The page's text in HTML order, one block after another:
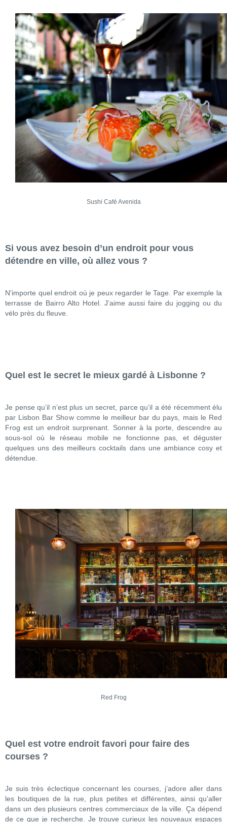
Sushi Café Avenida
Si vous avez besoin d’un endroit pour vous
détendre en ville, où allez vous ?
N'importe quel endroit où je peux regarder le Tage. Par exemple la
terrasse de Bairro Alto Hotel. J’aime aussi faire du jogging ou du
vélo près du fleuve.
Quel est le secret le mieux gardé à Lisbonne ?
Je pense qu’il n’est plus un secret, parce qu’il a été récemment élu
par Lisbon Bar Show comme le meilleur bar du pays, mais le Red
Frog est un endroit surprenant. Sonner à la porte, descendre au
sous-sol où le réseau mobile ne fonctionne pas, et déguster
quelques uns des meilleurs cocktails dans une ambiance cosy et
détendue.
Red Frog
Quel est votre endroit favori pour faire des
courses ?
Je suis très éclectique concernant les courses, j’adore aller dans
les boutiques de la rue, plus petites et différentes, ainsi qu'aller
dans un des plusieurs centres commerciaux de la ville. Ça dépend
de ce que je recherche. Je trouve curieux les nouveaux espaces